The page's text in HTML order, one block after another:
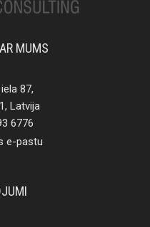
MUMS
87,
Latvija
6776
e-pastu